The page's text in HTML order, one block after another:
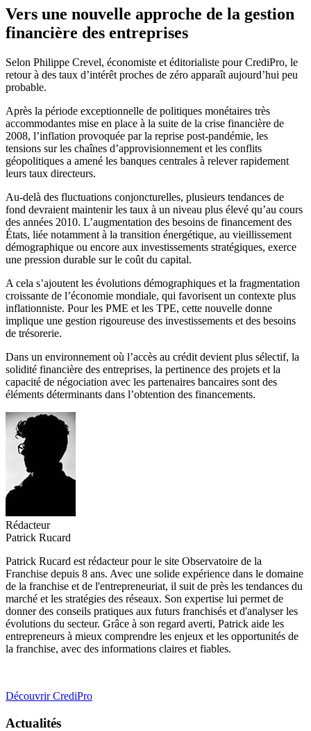
Vers une nouvelle approche de la gestion
financière des entreprises
Selon Philippe Crevel, économiste et éditorialiste pour CrediPro, le
retour à des taux d’intérêt proches de zéro apparaît aujourd’hui peu
probable.
Après la période exceptionnelle de politiques monétaires très
accommodantes mise en place à la suite de la crise financière de
2008, l’inflation provoquée par la reprise post-pandémie, les
tensions sur les chaînes d’approvisionnement et les conflits
géopolitiques a amené les banques centrales à relever rapidement
leurs taux directeurs.
Au-delà des fluctuations conjoncturelles, plusieurs tendances de
fond devraient maintenir les taux à un niveau plus élevé qu’au cours
des années 2010. L’augmentation des besoins de financement des
États, liée notamment à la transition énergétique, au vieillissement
démographique ou encore aux investissements stratégiques, exerce
une pression durable sur le coût du capital.
A cela s’ajoutent les évolutions démographiques et la fragmentation
croissante de l’économie mondiale, qui favorisent un contexte plus
inflationniste. Pour les PME et les TPE, cette nouvelle donne
implique une gestion rigoureuse des investissements et des besoins
de trésorerie.
Dans un environnement où l’accès au crédit devient plus sélectif, la
solidité financière des entreprises, la pertinence des projets et la
capacité de négociation avec les partenaires bancaires sont des
éléments déterminants dans l’obtention des financements.
Rédacteur
Patrick Rucard
Patrick Rucard est rédacteur pour le site Observatoire de la
Franchise depuis 8 ans. Avec une solide expérience dans le domaine
de la franchise et de l'entrepreneuriat, il suit de près les tendances du
marché et les stratégies des réseaux. Son expertise lui permet de
donner des conseils pratiques aux futurs franchisés et d'analyser les
évolutions du secteur. Grâce à son regard averti, Patrick aide les
entrepreneurs à mieux comprendre les enjeux et les opportunités de
la franchise, avec des informations claires et fiables.
Découvrir CrediPro
Actualités